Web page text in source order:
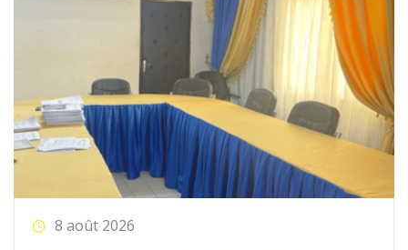
8 août 2026